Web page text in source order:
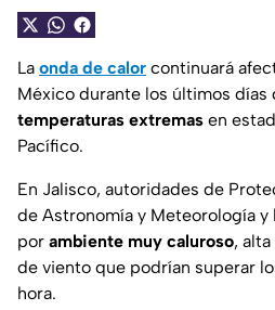
La onda de calor continuará
México durante los últimos días
temperaturas extremas en
Pacífico.
En Jalisco, autoridades de
de Astronomía y Meteorología y
por ambiente muy caluroso,
de viento que podrían superar
hora.